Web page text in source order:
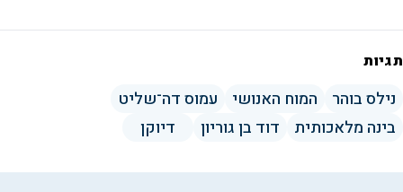
תגיות
נילס בוהר המוח האנושי
עמוס דה־שליט
בינה מלאכותית
דוד בן גוריון דיוקן